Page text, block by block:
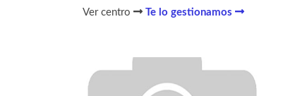
Ver centro Te lo gestionamos